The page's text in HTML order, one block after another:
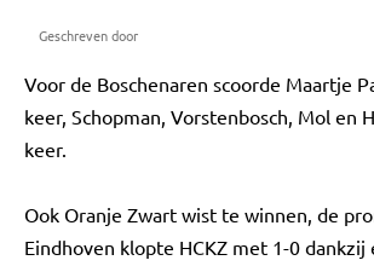
Geschreven door
Voor de Boschenaren scoorde Maartje
keer, Schopman, Vorstenbosch, Mol en
keer.
Ook Oranje Zwart wist te winnen, de
Eindhoven klopte HCKZ met 1-0